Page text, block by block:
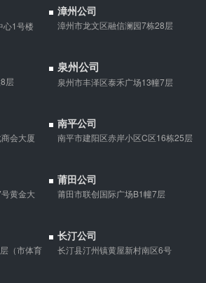
证由当事人一方的住所地或协议签订地公证处
证明存在借款关系吗？
款关系。
续期间夫妻一方以个人名义所负债务主张权利
债务处理。
心1号楼
漳州公司
漳州市龙文区融信澜园7栋28层
层
泉州公司
泉州市丰泽区泰禾广场13幢7层
会大厦
南平公司
南平市建阳区赤岸小区C区16栋25层
黄金大
莆田公司
莆田市联创国际广场B1幢7层
（市体育
长汀公司
长汀县汀州镇黄屋新村南区6号